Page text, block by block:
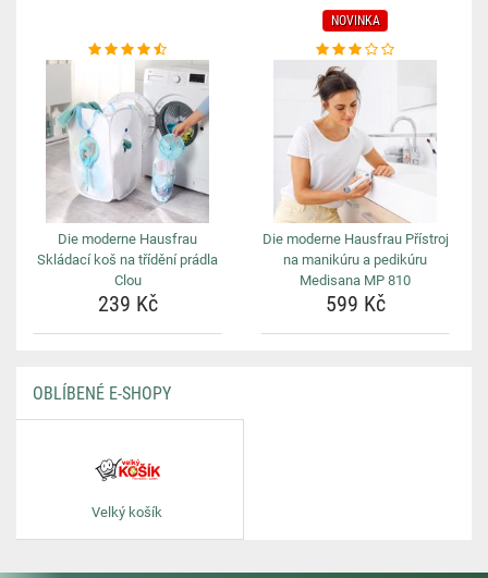
Die moderne Hausfrau
Skládací koš na třídění prádla
Clou
239 Kč
NOVINKA
Die moderne Hausfrau Přístroj
na manikúru a pedikúru
Medisana MP 810
599 Kč
OBLÍBENÉ E-SHOPY
Velký košík